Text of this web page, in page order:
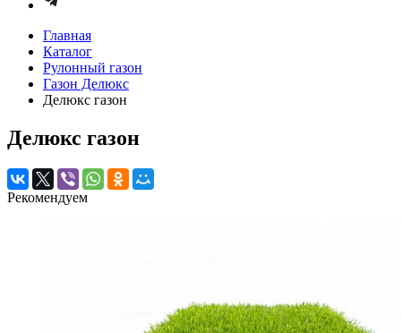
Главная
Каталог
Рулонный газон
Газон Делюкс
Делюкс газон
Делюкс газон
Рекомендуем